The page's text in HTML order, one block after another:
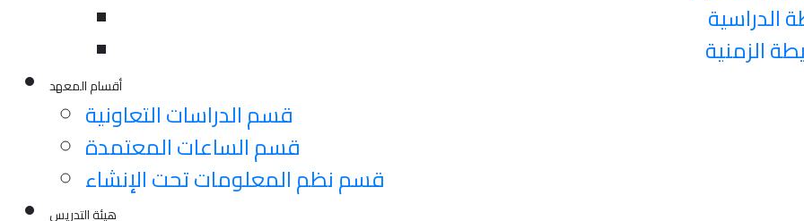
الدراسية
الزمنية
أقسام المعهد
قسم الدراسات التعاونية
قسم الساعات المعتمدة
قسم نظم المعلومات تحت الإنشاء
هيئة التدريس